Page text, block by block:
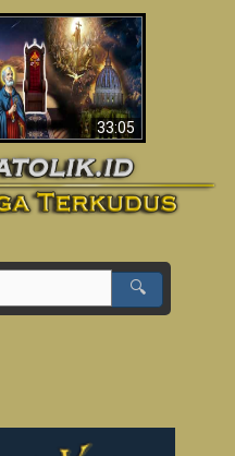
33:05
Apakah Alkitab
Memprediksikan 70
Tahun Tanpa
Seorang Paus?
🔍